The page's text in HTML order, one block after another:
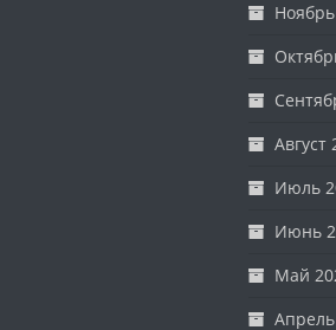
Август
Июль
Июнь
Май